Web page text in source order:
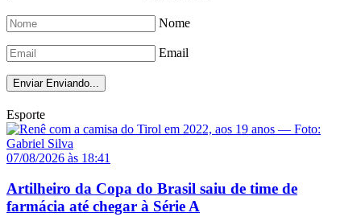
Nome
Email
Enviar Enviando...
Esporte
07/08/2026 às 18:41
Artilheiro da Copa do Brasil saiu de time de
farmácia até chegar à Série A